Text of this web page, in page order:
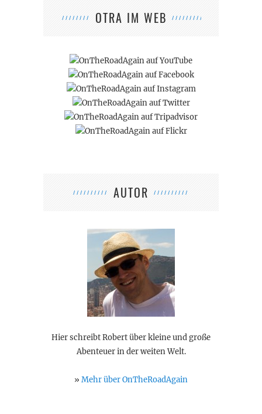
OTRA IM WEB
AUTOR
Hier schreibt Robert über kleine und große
Abenteuer in der weiten Welt.
» Mehr über OnTheRoadAgain